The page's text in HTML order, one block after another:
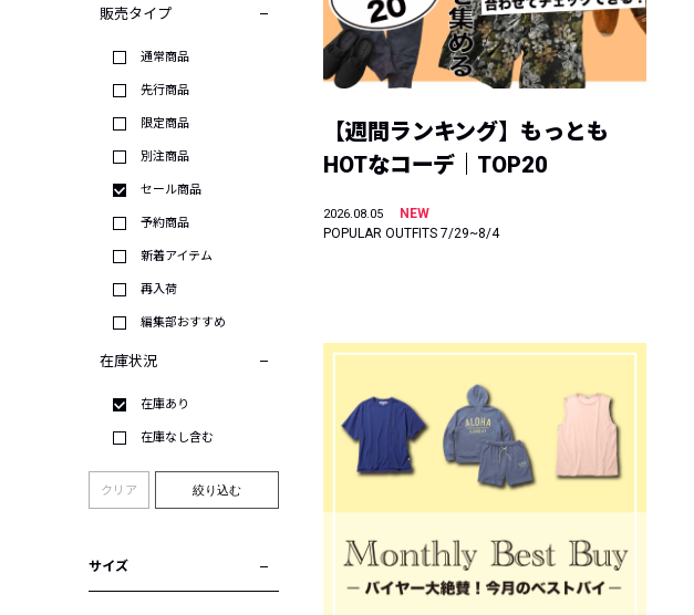
販売タイプ
通常商品
先行商品
限定商品
別注商品
セール商品
予約商品
新着アイテム
再入荷
編集部おすすめ
在庫状況
在庫あり
在庫なし含む
クリア 絞り込む
サイズ
【週間ランキング】もっとも
HOTなコーデ｜TOP20
2026.08.05
NEW
POPULAR OUTFITS 7/29~8/4